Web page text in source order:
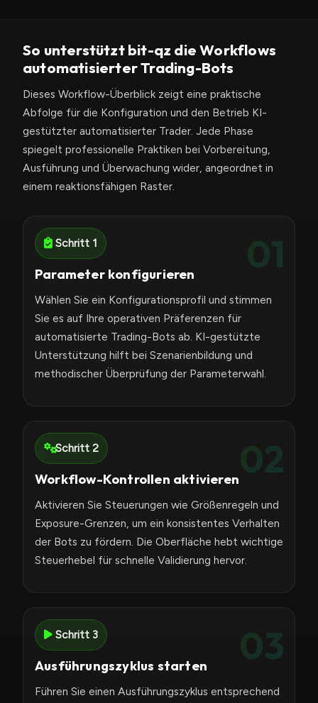
So unterstützt bit-qz die Workflows
automatisierter Trading-Bots
Dieses Workflow-Überblick zeigt eine praktische
Abfolge für die Konfiguration und den Betrieb KI-
gestützter automatisierter Trader. Jede Phase
spiegelt professionelle Praktiken bei Vorbereitung,
Ausführung und Überwachung wider, angeordnet in
einem reaktionsfähigen Raster.
01
Schritt 1
Parameter konfigurieren
Wählen Sie ein Konfigurationsprofil und stimmen
Sie es auf Ihre operativen Präferenzen für
automatisierte Trading-Bots ab. KI-gestützte
Unterstützung hilft bei Szenarienbildung und
methodischer Überprüfung der Parameterwahl.
02
Schritt 2
Workflow-Kontrollen aktivieren
Aktivieren Sie Steuerungen wie Größenregeln und
Exposure-Grenzen, um ein konsistentes Verhalten
der Bots zu fördern. Die Oberfläche hebt wichtige
Steuerhebel für schnelle Validierung hervor.
03
Schritt 3
Ausführungszyklus starten
Führen Sie einen Ausführungszyklus entsprechend